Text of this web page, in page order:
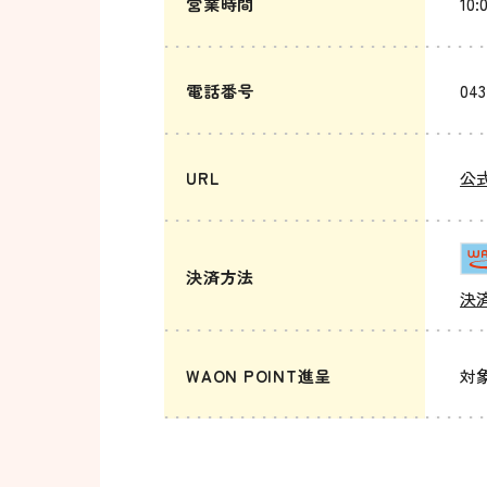
電話番号
URL 公
決済方法
決
WAON POINT進呈 対